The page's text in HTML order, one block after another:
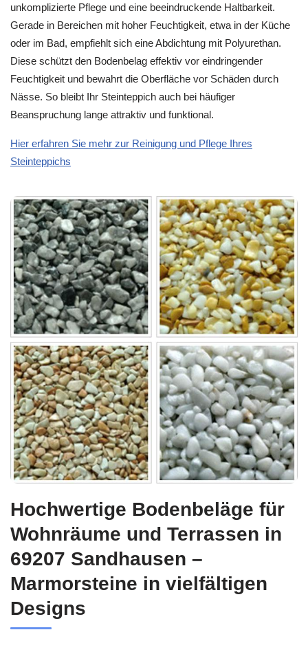
unkomplizierte Pflege und eine beeindruckende Haltbarkeit.
Gerade in Bereichen mit hoher Feuchtigkeit, etwa in der Küche
oder im Bad, empfiehlt sich eine Abdichtung mit Polyurethan.
Diese schützt den Bodenbelag effektiv vor eindringender
Feuchtigkeit und bewahrt die Oberfläche vor Schäden durch
Nässe. So bleibt Ihr Steinteppich auch bei häufiger
Beanspruchung lange attraktiv und funktional.
Hier erfahren Sie mehr zur Reinigung und Pflege Ihres
Steinteppichs
Hochwertige Bodenbeläge für
Wohnräume und Terrassen in
69207 Sandhausen –
Marmorsteine in vielfältigen
Designs